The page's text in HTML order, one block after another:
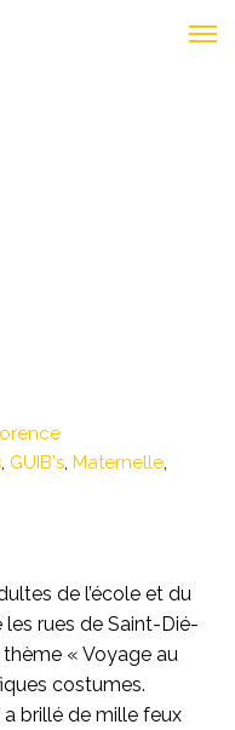
, GUIB's, Maternelle,
de l’école et du
rues de Saint-Dié-
« Voyage au
costumes.
brillé de mille feux